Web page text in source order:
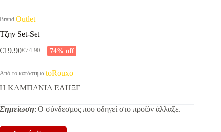
Brand Outlet
Τζην Set-Set
€74.90
Original
was:
€19.90Η
τιμή
€19.90.
74% off
Από το κατάστημα toRouxo
Η ΚΑΜΠΑΝΙΑ ΕΛΗΞΕ
Σημείωση: Ο σύνδεσμος που οδηγεί στο προϊόν άλλαξε.